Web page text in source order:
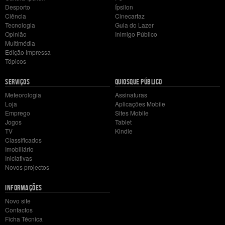
Desporto
Ciência
Tecnologia
Opinião
Multimédia
Edição Impressa
Tópicos
Ípsilon
Cinecartaz
Guia do Lazer
Inimigo Público
SERVIÇOS
Meteorologia
Loja
Emprego
Jogos
TV
Classificados
Imobiliário
Iniciativas
Novos projectos
QUIOSQUE PÚBLICO
Assinaturas
Aplicações Mobile
Sites Mobile
Tablet
Kindle
INFORMAÇÕES
Novo site
Contactos
Ficha Técnica